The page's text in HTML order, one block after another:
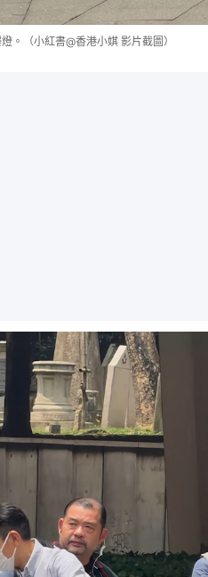
。（小紅書@香港小娸 影片截圖）